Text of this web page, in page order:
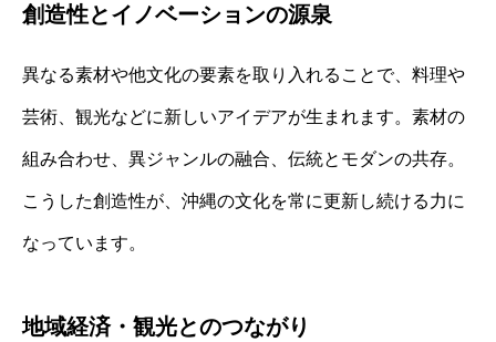
創造性とイノベーションの源泉
異なる素材や他文化の要素を取り入れることで、料理や
芸術、観光などに新しいアイデアが生まれます。素材の
組み合わせ、異ジャンルの融合、伝統とモダンの共存。
こうした創造性が、沖縄の文化を常に更新し続ける力に
なっています。
地域経済・観光とのつながり